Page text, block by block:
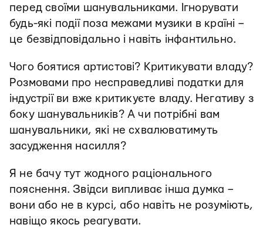
перед своїми шанувальниками. Ігнорувати
будь-які події поза межами музики в країні –
це безвідповідально і навіть інфантильно.
Чого боятися артистові? Критикувати владу?
Розмовами про несправедливі податки для
індустрії ви вже критикуєте владу. Негативу з
боку шанувальників? А чи потрібні вам
шанувальники, які не схвалюватимуть
засудження насилля?
Я не бачу тут жодного раціонального
пояснення. Звідси випливає інша думка –
вони або не в курсі, або навіть не розуміють,
навіщо якось реагувати.